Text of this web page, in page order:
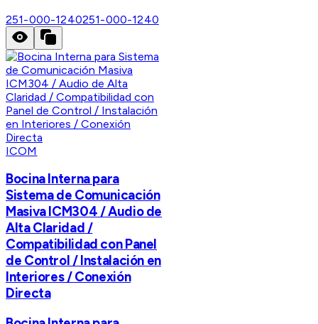
251-000-1240251-000-1240
ICOM
Bocina Interna para
Sistema de Comunicación
Masiva ICM304 / Audio de
Alta Claridad /
Compatibilidad con Panel
de Control / Instalación en
Interiores / Conexión
Directa